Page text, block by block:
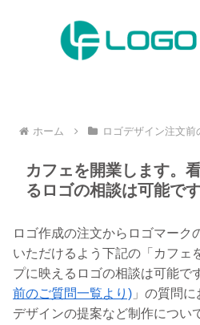
ホーム ロゴデザイン注文前
カフェを開業します。
るロゴの相談は可能で
ロゴ作成の注文からロゴマーク
いただけるよう下記の「カフェ
プに映えるロゴの相談は可能で
前のご質問一覧より) 」の質問
デザインの提案など制作につい